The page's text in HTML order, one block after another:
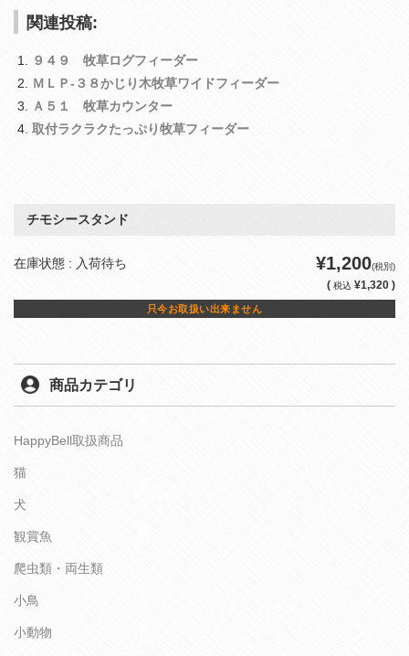
関連投稿:
９４９ 牧草ログフィーダー
ＭＬＰ‐３８かじり木牧草ワイドフィーダー
Ａ５１ 牧草カウンター
取付ラクラクたっぷり牧草フィーダー
チモシースタンド
在庫状態 : 入荷待ち ¥1,200(税別)
( 税込 ¥1,320 )
只今お取扱い出来ません
商品カテゴリ
HappyBell取扱商品
猫
犬
観賞魚
爬虫類・両生類
小鳥
小動物